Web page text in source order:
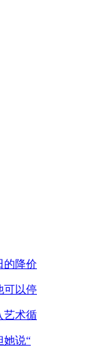
的降价
可以停
艺术循
她说“